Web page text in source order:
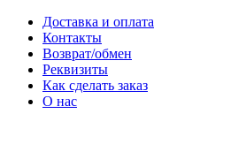
Доставка и оплата
Контакты
Возврат/обмен
Реквизиты
Как сделать заказ
О нас